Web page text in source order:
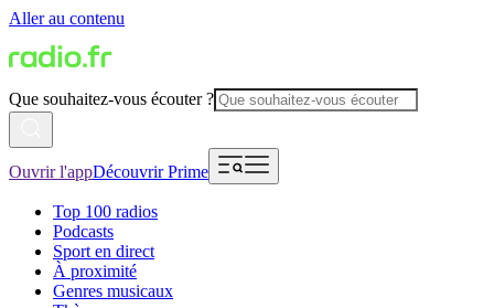
Aller au contenu
Que souhaitez-vous écouter ?
Ouvrir l'appDécouvrir Prime
Top 100 radios
Podcasts
Sport en direct
À proximité
Genres musicaux